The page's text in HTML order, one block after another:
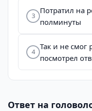
3
Потратил на
полминуты
4
Так и не смог
посмотрел
Ответ на